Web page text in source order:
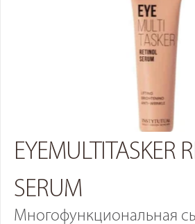
EYEMULTITASKER
SERUM
Многофункциональная